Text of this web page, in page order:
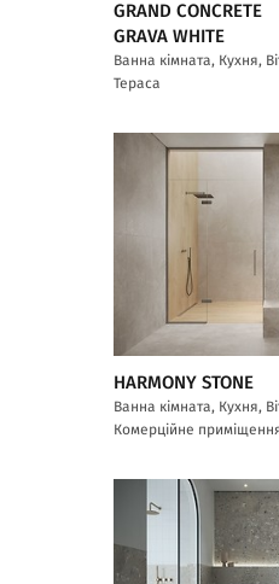
GRAND CONCRETE
GRAVA WHITE
Ванна кімната, Кухня,
Тераса
HARMONY STONE
Ванна кімната, Кухня,
Комерційне